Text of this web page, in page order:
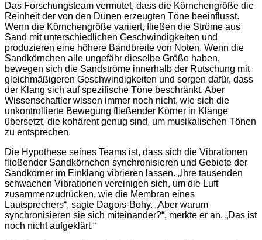
Das Forschungsteam vermutet, dass die Körnchengröße die
Reinheit der von den Dünen erzeugten Töne beeinflusst.
Wenn die Körnchengröße variiert, fließen die Ströme aus
Sand mit unterschiedlichen Geschwindigkeiten und
produzieren eine höhere Bandbreite von Noten. Wenn die
Sandkörnchen alle ungefähr dieselbe Größe haben,
bewegen sich die Sandströme innerhalb der Rutschung mit
gleichmäßigeren Geschwindigkeiten und sorgen dafür, dass
der Klang sich auf spezifische Töne beschränkt. Aber
Wissenschaftler wissen immer noch nicht, wie sich die
unkontrollierte Bewegung fließender Körner in Klänge
übersetzt, die kohärent genug sind, um musikalischen Tönen
zu entsprechen.
Die Hypothese seines Teams ist, dass sich die Vibrationen
fließender Sandkörnchen synchronisieren und Gebiete der
Sandkörner im Einklang vibrieren lassen. „Ihre tausenden
schwachen Vibrationen vereinigen sich, um die Luft
zusammenzudrücken, wie die Membran eines
Lautsprechers“, sagte Dagois-Bohy. „Aber warum
synchronisieren sie sich miteinander?“, merkte er an. „Das ist
noch nicht aufgeklärt.“